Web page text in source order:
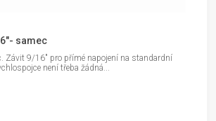
samec
Závit 9/16" pro přímé napojení na standardní
není třeba žádná...